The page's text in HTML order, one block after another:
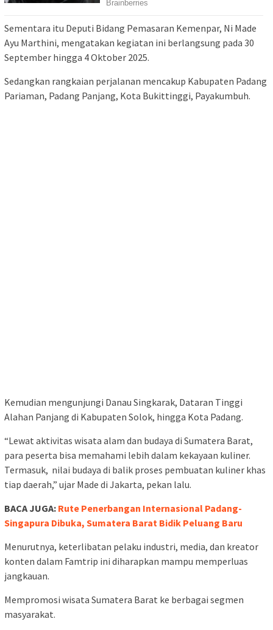
Sementara itu Deputi Bidang Pemasaran Kemenpar, Ni Made
Ayu Marthini, mengatakan kegiatan ini berlangsung pada 30
September hingga 4 Oktober 2025.
Sedangkan rangkaian perjalanan mencakup Kabupaten Padang
Pariaman, Padang Panjang, Kota Bukittinggi, Payakumbuh.
Kemudian mengunjungi Danau Singkarak, Dataran Tinggi
Alahan Panjang di Kabupaten Solok, hingga Kota Padang.
“Lewat aktivitas wisata alam dan budaya di Sumatera Barat,
para peserta bisa memahami lebih dalam kekayaan kuliner.
Termasuk, nilai budaya di balik proses pembuatan kuliner khas
tiap daerah,” ujar Made di Jakarta, pekan lalu.
BACA JUGA: Rute Penerbangan Internasional Padang-
Singapura Dibuka, Sumatera Barat Bidik Peluang Baru
Menurutnya, keterlibatan pelaku industri, media, dan kreator
konten dalam Famtrip ini diharapkan mampu memperluas
jangkauan.
Mempromosi wisata Sumatera Barat ke berbagai segmen
masyarakat.